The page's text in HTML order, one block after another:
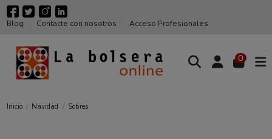
Blog Contacte con nosotros Acceso Profesionales
0
Inicio Navidad Sobres